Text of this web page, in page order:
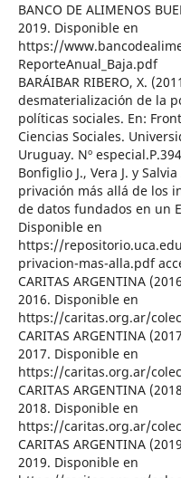
BANCO DE ALIMENOS
2019. Disponible en
https://
ReporteAnual_Baja.pdf
BARÁIBAR RIBERO, X.
desmaterialización de la
políticas sociales. En:
Ciencias Sociales.
Uruguay. Nº
Bonfiglio J., Vera J. y
privación más allá de los
de datos fundados en un
Disponible en
https://
privacion-mas-alla.pdf
CARITAS ARGENTINA
2016. Disponible en
https://caritas.org.ar/
CARITAS ARGENTINA
2017. Disponible en
https://caritas.org.ar/
CARITAS ARGENTINA
2018. Disponible en
https://caritas.org.ar/
CARITAS ARGENTINA
2019. Disponible en